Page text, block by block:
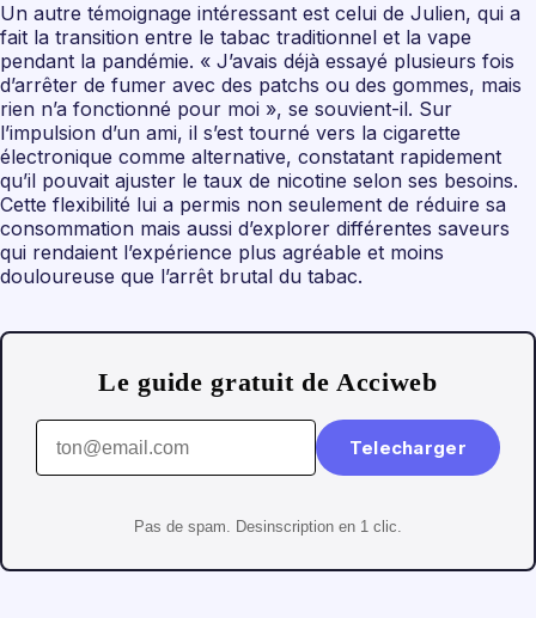
Un autre témoignage intéressant est celui de Julien, qui a
fait la transition entre le tabac traditionnel et la vape
pendant la pandémie. « J’avais déjà essayé plusieurs fois
d’arrêter de fumer avec des patchs ou des gommes, mais
rien n’a fonctionné pour moi », se souvient-il. Sur
l’impulsion d’un ami, il s’est tourné vers la cigarette
électronique comme alternative, constatant rapidement
qu’il pouvait ajuster le taux de nicotine selon ses besoins.
Cette flexibilité lui a permis non seulement de réduire sa
consommation mais aussi d’explorer différentes saveurs
qui rendaient l’expérience plus agréable et moins
douloureuse que l’arrêt brutal du tabac.
Le guide gratuit de Acciweb
Telecharger
Pas de spam. Desinscription en 1 clic.